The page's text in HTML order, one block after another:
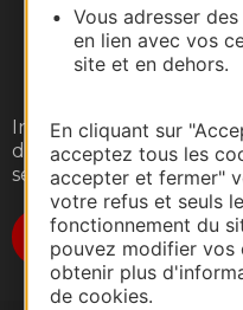
Vous adresser
en lien avec vos
site et en dehors.
En cliquant sur
acceptez tous les
accepter et fermer"
votre refus et seuls
fonctionnement du
pouvez modifier vos
obtenir plus
de cookies.
Inscrivez-vous
d'information pour
séjours, de visites et de
Je m'abonne